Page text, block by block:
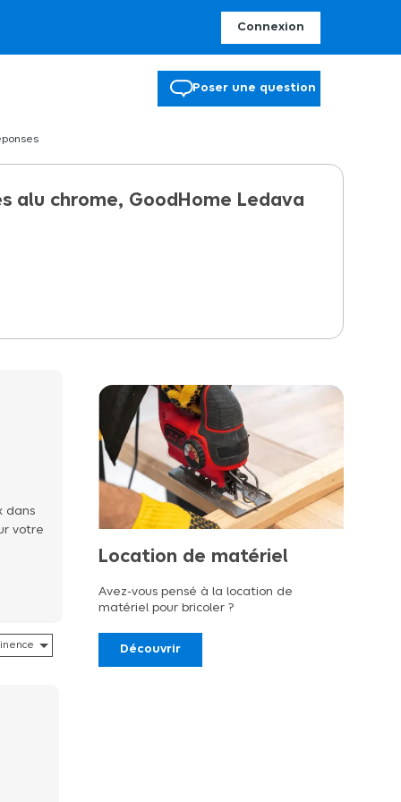
Connexion
Poser une question
alu chrome, GoodHome Ledava
dans
votre
Location de matériel
Avez-vous pensé à la location de
matériel pour bricoler ?
Découvrir